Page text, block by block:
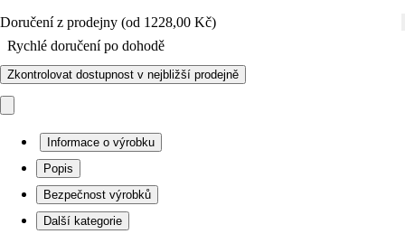
Doručení z prodejny (od 1228,00 Kč)
Rychlé doručení po dohodě
Zkontrolovat dostupnost v nejbližší prodejně
Informace o výrobku
Popis
Bezpečnost výrobků
Další kategorie